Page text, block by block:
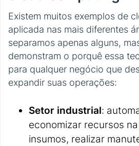
Existem muitos exemplos de
aplicada nas mais diferentes
separamos apenas alguns,
demonstram o porquê essa
para qualquer negócio que
expandir suas operações:
Setor industrial:
economizar recursos
insumos, realizar